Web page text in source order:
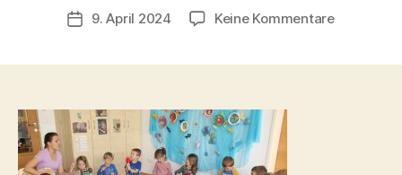
Beitragsautor
ri
t
Veröffentlichungsdatum
9. April 2024 Keine Kommentarezu